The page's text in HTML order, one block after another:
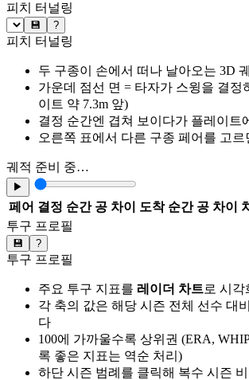
피치 터널링
💾 ?
피치 터널링
두 구종이 손에서 떠나 날아오는 3D
가운데 점선 면 = 타자가 스윙을 결정
이트 약 7.3m 앞)
결정 순간엔 겹쳐 보이다가 플레이트
오른쪽 표에서 다른 구종 페어를 고르
궤적 준비 중…
▶
페어 결정 순간 공 차이 도착 순간 공 차이
투구 프로필
💾 ?
투구 프로필
주요 투구 지표를 레이더 차트로 시각
각 축의 값은 해당 시즌 전체 선수 대비
다
100에 가까울수록 상위권 (ERA,
록 좋은 지표는 역순 처리)
하단 시즌 범례를 클릭해 복수 시즌